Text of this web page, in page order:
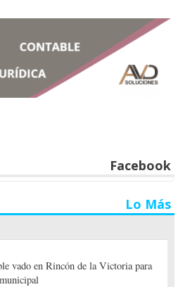
Facebook
Lo Más
vado en Rincón de la Victoria para